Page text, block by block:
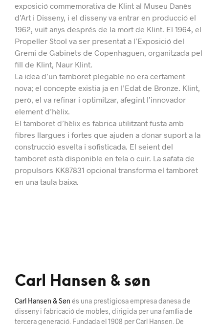
exposició commemorativa de Klint al Museu Danès
d’Art i Disseny, i el disseny va entrar en producció el
1962, vuit anys després de la mort de Klint. El 1964, el
Propeller Stool va ser presentat a l’Exposició del
Gremi de Gabinets de Copenhaguen, organitzada pel
fill de Klint, Naur Klint.
La idea d’un tamboret plegable no era certament
nova; el concepte existia ja en l’Edat de Bronze. Klint,
però, el va refinar i optimitzar, afegint l’innovador
element d’hèlix.
El tamboret d’hèlix es fabrica utilitzant fusta amb
fibres llargues i fortes que ajuden a donar suport a la
construcció esvelta i sofisticada. El seient del
tamboret està disponible en tela o cuir. La safata de
propulsors KK87831 opcional transforma el tamboret
en una taula baixa.
Carl Hansen & søn
Carl Hansen & Søn és una prestigiosa empresa danesa de
disseny i fabricació de mobles, dirigida per una família de
tercera generació. Fundada el 1908 per Carl Hansen. De